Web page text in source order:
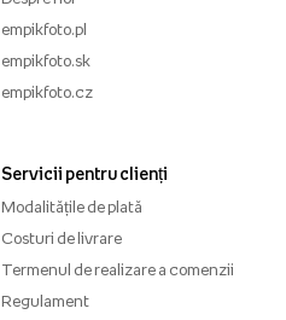
empikfoto.pl
empikfoto.sk
empikfoto.cz
Servicii pentru clienți
Modalitățile de plată
Costuri de livrare
Termenul de realizare a comenzii
Regulament